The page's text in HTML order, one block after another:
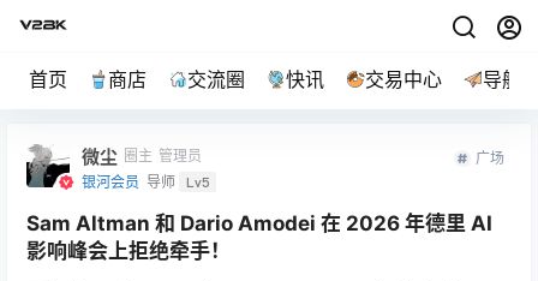
首页 商店 交流圈 快讯 交易中心 导航
微尘 圈主 管理员
银河会员 导师 Lv5
广场
Sam Altman 和 Dario Amodei 在 2026 年德里 AI
影响峰会上拒绝牵手！